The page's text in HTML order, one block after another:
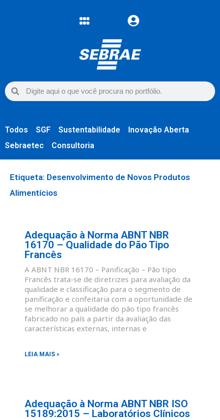
Todos SGF Sustentabilidade
Inovação Aberta
Sebraetec
Consultoria
Etiqueta: Desenvolvimento de Novos Produtos
Alimentícios
Adequação à Norma ABNT NBR
16170 – Qualidade do Pão Tipo
Francês
A ABNT NBR 16170 – Panificação – Pão tipo
Francês trata-se de diretrizes para avaliação da
qualidade e classificação para o segmento de
panificação e confeitaria com a oportunidade de
se melhorar a qualidade do pão tipo francês
fabricado no país a partir da avaliação das
características externas, internas e
LEIA MAIS »
Adequação à Norma ABNT NBR ISO
15189:2015 – Laboratórios Clínicos